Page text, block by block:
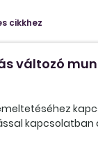
cikkhez
változó
kapcsolatban